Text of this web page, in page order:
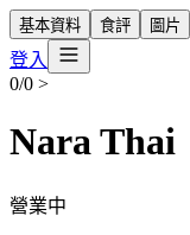
基本資料 食評 圖片
登入
0/0 >
Nara Thai
營業中